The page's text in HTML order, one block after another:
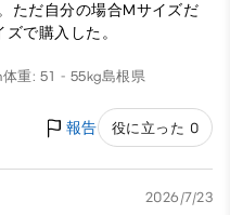
ただ自分の場合Mサイズだ
で購入した。
体重: 51 - 55kg島根県
報告 役に立った 0
2026/7/23